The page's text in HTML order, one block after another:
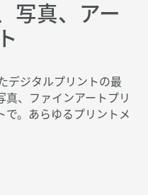
写真、アー
デジタルプリントの最
、ファインアートプリ
で。あらゆるプリントメ